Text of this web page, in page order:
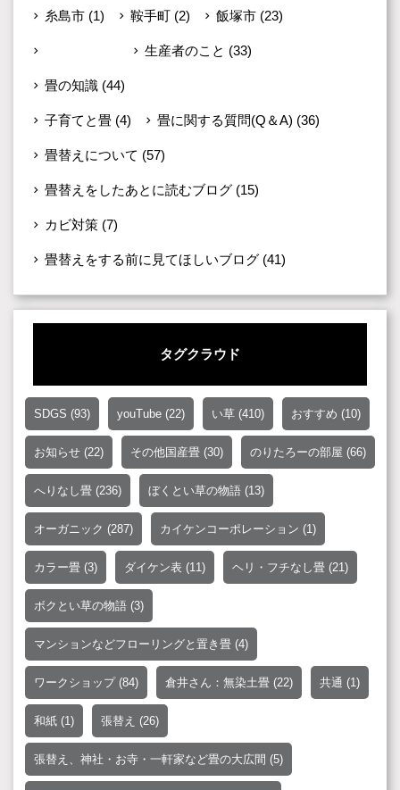
糸島市 (1) 鞍手町 (2) 飯塚市 (23)
生産者のこと (33)
畳の知識 (44)
子育てと畳 (4) 畳に関する質問(Q＆A) (36)
畳替えについて (57)
畳替えをしたあとに読むブログ (15)
カビ対策 (7)
畳替えをする前に見てほしいブログ (41)
タグクラウド
SDGS (93) youTube (22) い草 (410) おすすめ (10)
お知らせ (22) その他国産畳 (30) のりたろーの部屋 (66)
へりなし畳 (236) ぼくとい草の物語 (13)
オーガニック (287) カイケンコーポレーション (1)
カラー畳 (3) ダイケン表 (11) ヘリ・フチなし畳 (21)
ボクとい草の物語 (3)
マンションなどフローリングと置き畳 (4)
ワークショップ(84) 倉井さん：無染土畳 (22) 共通 (1)
和紙 (1) 張替え (26)
張替え、神社・お寺・一軒家など畳の大広間 (5)